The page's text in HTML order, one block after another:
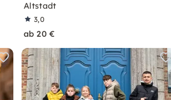
Altstadt
3,0
ab 20 €